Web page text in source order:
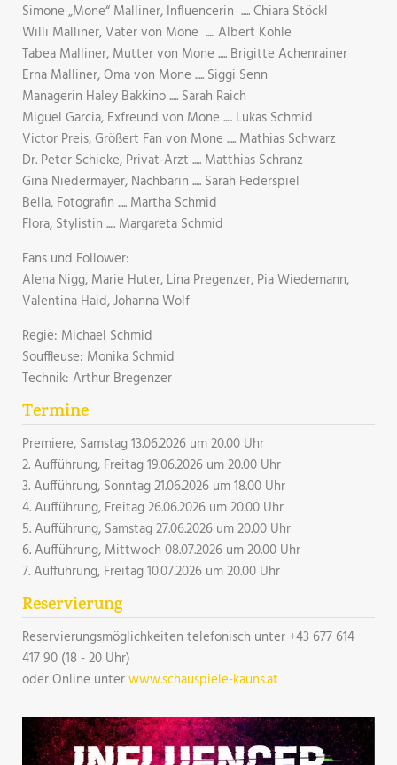
Simone „Mone“ Malliner, Influencerin ..... Chiara Stöckl
Willi Malliner, Vater von Mone ..... Albert Köhle
Tabea Malliner, Mutter von Mone ..... Brigitte Achenrainer
Erna Malliner, Oma von Mone ..... Siggi Senn
Managerin Haley Bakkino ..... Sarah Raich
Miguel Garcia, Exfreund von Mone ..... Lukas Schmid
Victor Preis, Größert Fan von Mone ..... Mathias Schwarz
Dr. Peter Schieke, Privat-Arzt ..... Matthias Schranz
Gina Niedermayer, Nachbarin ..... Sarah Federspiel
Bella, Fotografin ..... Martha Schmid
Flora, Stylistin ..... Margareta Schmid
Fans und Follower:
Alena Nigg, Marie Huter, Lina Pregenzer, Pia Wiedemann,
Valentina Haid, Johanna Wolf
Regie: Michael Schmid
Souffleuse: Monika Schmid
Technik: Arthur Bregenzer
Termine
Premiere, Samstag 13.06.2026 um 20.00 Uhr
2. Aufführung, Freitag 19.06.2026 um 20.00 Uhr
3. Aufführung, Sonntag 21.06.2026 um 18.00 Uhr
4. Aufführung, Freitag 26.06.2026 um 20.00 Uhr
5. Aufführung, Samstag 27.06.2026 um 20.00 Uhr
6. Aufführung, Mittwoch 08.07.2026 um 20.00 Uhr
7. Aufführung, Freitag 10.07.2026 um 20.00 Uhr
Reservierung
Reservierungsmöglichkeiten telefonisch unter +43 677 614
417 90 (18 - 20 Uhr)
oder Online unterwww.schauspiele-kauns.at